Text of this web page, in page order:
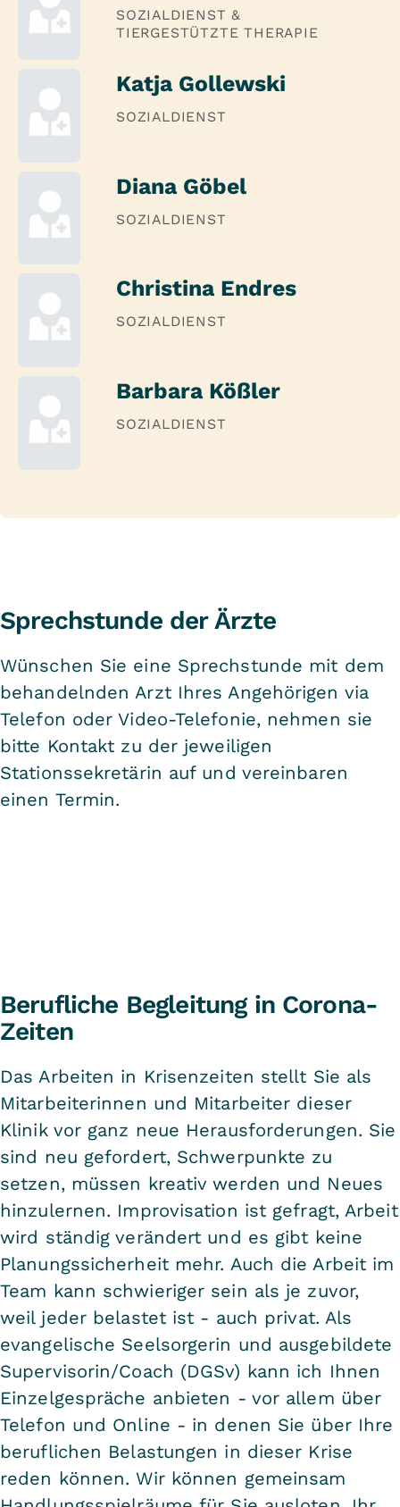
SOZIALDIENST &
TIERGESTÜTZTE THERAPIE
Katja Gollewski
SOZIALDIENST
Diana Göbel
SOZIALDIENST
Christina Endres
SOZIALDIENST
Barbara Kößler
SOZIALDIENST
Sprechstunde der Ärzte
Wünschen Sie eine Sprechstunde mit dem
behandelnden Arzt Ihres Angehörigen via
Telefon oder Video-Telefonie, nehmen sie
bitte Kontakt zu der jeweiligen
Stationssekretärin auf und vereinbaren
einen Termin.
Berufliche Begleitung in Corona-
Zeiten
Das Arbeiten in Krisenzeiten stellt Sie als
Mitarbeiterinnen und Mitarbeiter dieser
Klinik vor ganz neue Herausforderungen. Sie
sind neu gefordert, Schwerpunkte zu
setzen, müssen kreativ werden und Neues
hinzulernen. Improvisation ist gefragt, Arbeit
wird ständig verändert und es gibt keine
Planungssicherheit mehr. Auch die Arbeit im
Team kann schwieriger sein als je zuvor,
weil jeder belastet ist - auch privat. Als
evangelische Seelsorgerin und ausgebildete
Supervisorin/Coach (DGSv) kann ich Ihnen
Einzelgespräche anbieten - vor allem über
Telefon und Online - in denen Sie über Ihre
beruflichen Belastungen in dieser Krise
reden können. Wir können gemeinsam